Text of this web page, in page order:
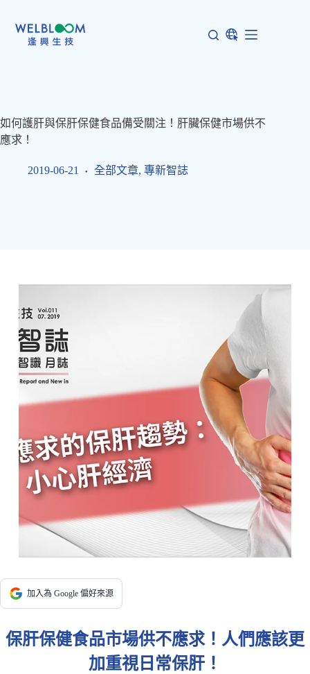
如何護肝與保肝保健食品備受關注！肝臟保健市場供不
應求！
2019-06-21 全部文章, 專新智誌
加入為 Google 偏好來源
保肝保健食品市場供不應求！人們應該更
加重視日常保肝！